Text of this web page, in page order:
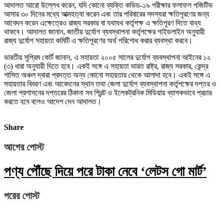
আদালত আরো উল্লেখ করেন, যদি কোনো ব্যক্তি কভিড-১৯ পরীক্ষার ফলাফল পজিটিভ
আসার ৩০ দিনের মধ্যে আত্মহত্যা করেন এবং তার পরিবারের সদস্যরা ক্ষতিপূরণের জন্য
আবেদন করেন এক্ষেত্রেও রাজ্য সরকার বা যথাযথ কর্তৃপক্ষ এ ক্ষতিপূরণ দিতে বাধ্য
থাকবে। আদালত জানান, জাতীয় দুর্যোগ ব্যবস্থাপনা কর্তৃপক্ষের গাইডলাইন অনুযায়ী
রাজ্য দুর্যোগ সহায়তা কমিটি এ ক্ষতিপূরণের অর্থ পরিশোধ করার ব্যবস্থা করবে।
ভারতীয় সুপ্রিম কোর্ট জানান, এ সহায়তা ২০০৫ সালের দুর্যোগ ব্যবস্থাপনা আইনের ১২
(৩) ধারা অনুযায়ী দিতে হবে। একই সঙ্গে এ সহায়তা ভারত রাষ্ট্র, রাজ্য সরকার, কেন্দ্র
শাসিত অঞ্চল দ্বারা প্রদত্ত অন্য কোনো সহায়তার থেকে আলাদা হবে। একই সঙ্গে এ
সহায়তার বিবরণ এবং আবেদনের স্থান তথা জেলা দুর্যোগ ব্যবস্থাপনা কর্তৃপক্ষের দপ্তর ও
জেলা প্রশাসনের দপ্তরের ঠিকানা সব প্রিন্ট ও ইলেকট্রনিক মিডিয়ায় ব্যাপকভাবে প্রচার
করতে হবে বলেও আদেশ দেন আদালত।
Share
আগের পোস্ট
পণ্য পৌঁছে দিয়ে পরে টাকা নেবে ‘লেটস গো মার্ট’
পরের পোস্ট